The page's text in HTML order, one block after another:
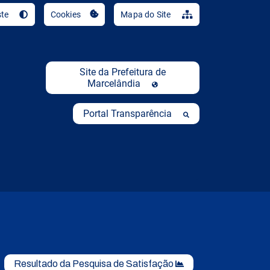
Cookies Mapa do Site
Site da Prefeitura de
Marcelândia
Portal Transparência
Resultado da Pesquisa de Satisfação